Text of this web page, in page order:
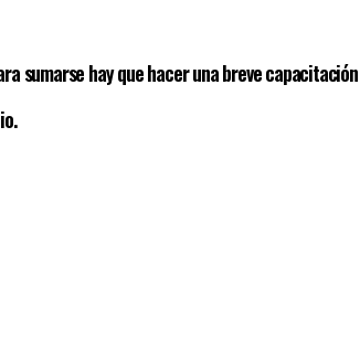
sumarse hay que hacer una breve capacitación